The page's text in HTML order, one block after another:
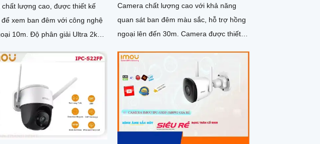
chất lượng cao, được thiết kế
để xem ban đêm với công nghệ
phân giải Ultra 2k
Camera chất lượng cao với khả năng
quan sát ban đêm màu sắc, hỗ trợ hồng
ngoại lên đến 30m. Camera được thiết
năng xoay 360 độ cho góc nhìn toàn diện